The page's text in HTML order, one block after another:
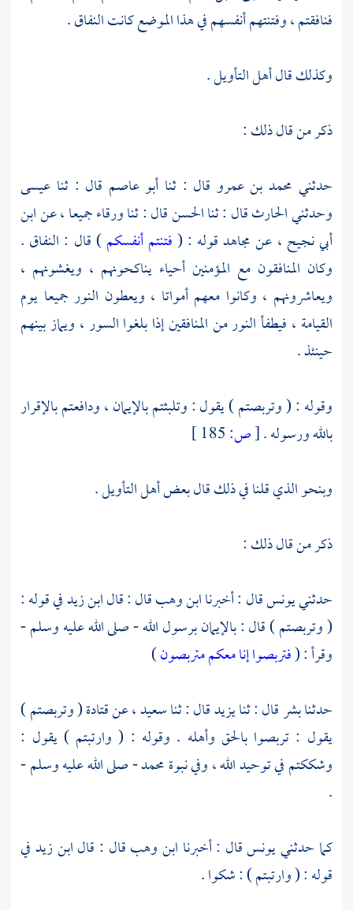
فنافقتم ، وفتنتهم أنفسهم في هذا الموضع كانت النفاق .
وكذلك قال أهل التأويل .
ذكر من قال ذلك :
حدثني محمد بن عمرو قال : ثنا أبو عاصم قال : ثنا عيسى
وحدثنيالحارثقال : ثناالحسنقال : ثناورقاءجميعا ، عنابن
أبي نجيح ، عنمجاهدقوله : (فتنتم أنفسكم) قال : النفاق .
وكان المنافقون مع المؤمنين أحياء يناكحونهم ، ويغشونهم ،
ويعاشرونهم ، وكانوا معهم أمواتا ، ويعطون النور جميعا يوم
القيامة ، فيطفأ النور من المنافقين إذا بلغوا السور ، ويماز بينهم
حينئذ .
وقوله : ( وتربصتم ) يقول : وتلبثتم بالإيمان ، ودافعتم بالإقرار
بالله ورسوله .[ص:
وبنحو الذي قلنا في ذلك قال بعض أهل التأويل .
ذكر من قال ذلك :
حدثنييونسقال : أخبرناابن وهبقال : قالابن زيدفي قوله :
( وتربصتم ) قال : بالإيمان برسول الله - صلى الله عليه وسلم -
وقرأ : (فتربصوا إنا معكم متربصون)
حدثنابشرقال : ثنايزيدقال : ثناسعيد، عنقتادة( وتربصتم )
يقول : تربصوا بالحق وأهله . وقوله : ( وارتبتم ) يقول :
وشككتم في توحيد الله ، وفي نبوةمحمد- صلى الله عليه وسلم -
.
كما حدثنييونسقال : أخبرنا ابن وهبقال : قالابن زيدفي
قوله : ( وارتبتم ) : شكوا .